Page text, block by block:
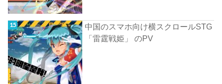
中国のスマホ向け横スクロールSTG
「雷霆戦姫」 のPV